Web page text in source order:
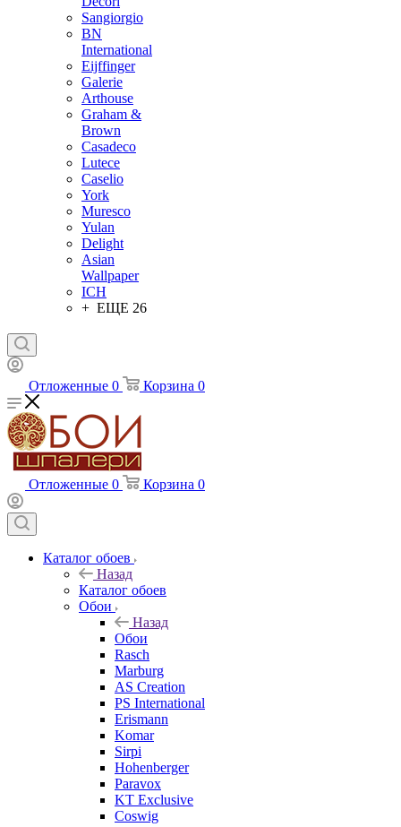
Sangiorgio
BN
International
Eijffinger
Galerie
Arthouse
Graham &
Brown
Casadeco
Lutece
Caselio
York
Muresco
Yulan
Delight
Asian
Wallpaper
ICH
+ ЕЩЕ 26
Отложенные 0 Корзина 0
Отложенные 0 Корзина 0
Каталог обоев
Назад
Каталог обоев
Обои
Назад
Обои
Rasch
Marburg
AS Creation
PS International
Erismann
Komar
Sirpi
Hohenberger
Paravox
KT Exclusive
Coswig